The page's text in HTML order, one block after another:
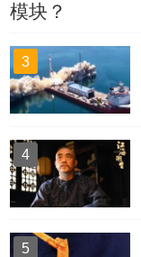
模块？
3
4
5